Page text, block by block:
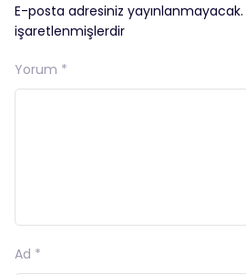
E-posta adresiniz yayınlanmayacak.
işaretlenmişlerdir
Yorum *
Ad *